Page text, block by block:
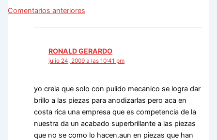
Comentarios
siguientes
Comentarios anteriores
RONALD GERARDO
julio 24, 2009 a las 10:41 pm
yo creia que solo con pulido mecanico se logra dar
brillo a las piezas para anodizarlas pero aca en
costa rica una empresa que es competencia de la
nuestra da un acabado superbrillante a las piezas
que no se como lo hacen.aun en piezas que han